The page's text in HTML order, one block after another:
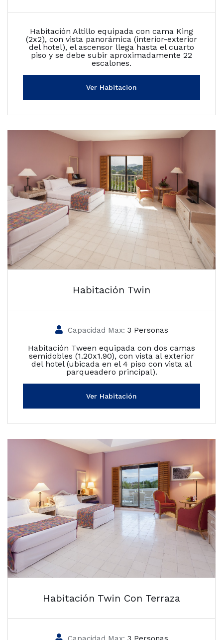
Habitación Altillo equipada con cama King
(2x2), con vista panorámica (interior-exterior
del hotel), el ascensor llega hasta el cuarto
piso y se debe subir aproximadamente 22
escalones.
Ver Habitacion
Habitación Twin
Capacidad Max: 3 Personas
Habitación Tween equipada con dos camas
semidobles (1.20x1.90), con vista al exterior
del hotel (ubicada en el 4 piso con vista al
parqueadero principal).
Ver Habitación
Habitación Twin Con Terraza